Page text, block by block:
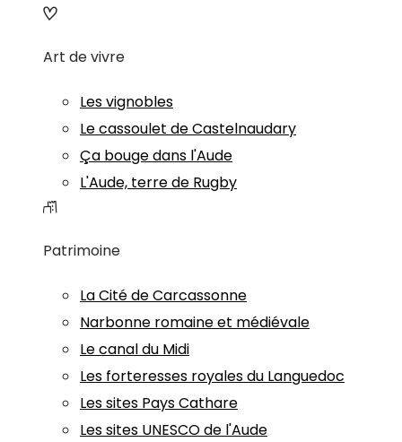
Art de vivre
Les vignobles
Le cassoulet de Castelnaudary
Ça bouge dans l'Aude
L'Aude, terre de Rugby
Patrimoine
La Cité de Carcassonne
Narbonne romaine et médiévale
Le canal du Midi
Les forteresses royales du Languedoc
Les sites Pays Cathare
Les sites UNESCO de l'Aude